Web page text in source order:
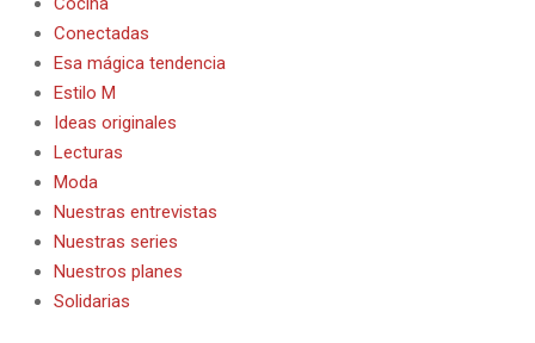
Conectadas
Esa mágica tendencia
Estilo M
Ideas originales
Lecturas
Moda
Nuestras entrevistas
Nuestras series
Nuestros planes
Solidarias